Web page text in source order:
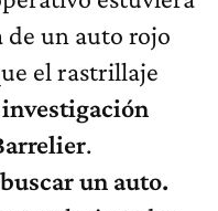
de un auto rojo
el rastrillaje
.
un auto.